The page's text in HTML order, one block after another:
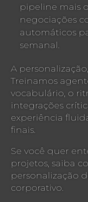
pipeline mais
negociações
automáticos
semanal.
A
Treinamos
vocabulário, o
integrações
experiência
finais.
Se você quer
projetos, saiba
personalização
corporativo.